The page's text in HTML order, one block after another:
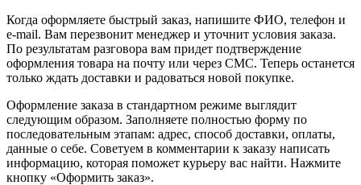
Когда оформляете быстрый заказ, напишите ФИО, телефон и
e-mail. Вам перезвонит менеджер и уточнит условия заказа.
По результатам разговора вам придет подтверждение
оформления товара на почту или через СМС. Теперь останется
только ждать доставки и радоваться новой покупке.
Оформление заказа в стандартном режиме выглядит
следующим образом. Заполняете полностью форму по
последовательным этапам: адрес, способ доставки, оплаты,
данные о себе. Советуем в комментарии к заказу написать
информацию, которая поможет курьеру вас найти. Нажмите
кнопку «Оформить заказ».